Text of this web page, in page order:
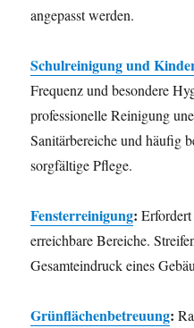
angepasst werden.
Schulreinigung und
Frequenz und besondere
professionelle Reinigung
Sanitärbereiche und häufig
sorgfältige Pflege.
Fensterreinigung:
erreichbare Bereiche.
Gesamteindruck eines
Grünflächenbetreuung: